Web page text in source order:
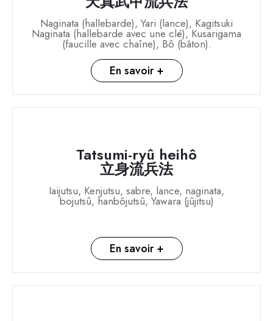
Naginata (hallebarde), Yari (lance), Kagitsuki
Naginata (hallebarde avec une clé), Kusarigama
(faucille avec chaîne), Bô (bâton).
En savoir +
Tatsumi-ryû heihô
立身流兵法
Iaijutsu, Kenjutsu, sabre, lance, naginata,
bojutsû, hanbôjutsû, Yawara (jûjitsu)
En savoir +